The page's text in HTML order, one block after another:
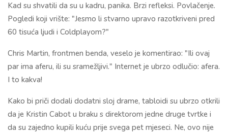
Kad su shvatili da su u kadru, panika. Brzi refleksi. Povlačenje.
Pogledi koji vrište: "Jesmo li stvarno upravo razotkriveni pred
60 tisuća ljudi i Coldplayom?"
Chris Martin, frontmen benda, veselo je komentirao: "Ili ovaj
par ima aferu, ili su sramežljivi." Internet je ubrzo odlučio: afera.
I to kakva!
Kako bi priči dodali dodatni sloj drame, tabloidi su ubrzo otkrili
da je Kristin Cabot u braku s direktorom jedne druge tvrtke i
da su zajedno kupili kuću prije svega pet mjeseci. Ne, ovo nije